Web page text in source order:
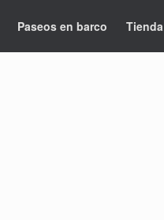
Paseos en barco Tienda